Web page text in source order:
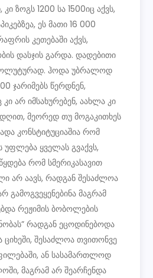
ზოგს 1200 სა 1500იც აქვს,
ეს მათი 16 000
კეთებაში აქვს,
დასჯის გარდა. დადებითი
ჰოდა უბრალოდ
ჯარიმებს წერდნენ,
არ იმსახურებენ, აახლა კი
მეორედ თუ მოგაკითხეს
კონსტიტუციაშია რომ
ყველას გვაქვს,
რომ სმერიკასავით
არ აავს, რადგან შესაძლოა
გამოგვეყენებინა მაგრამ
რეჟიმის ბობოლების
რადგან ეცოდინებოდა
შესაძლოა თვითონვე
ან სასამართლოდ
მაგრამ არ შეარჩენდა